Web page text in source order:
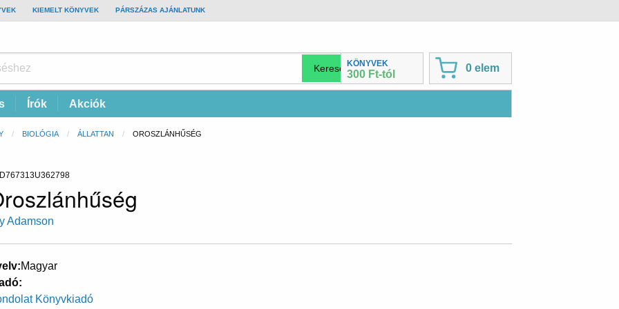
KIEMELT KÖNYVEK PÁRSZÁZAS AJÁNLATUNK
KÖNYVEK
300 Ft-tól
0 elem
Írók Akciók
BIOLÓGIA ÁLLATTAN CURRENT:
OROSZLÁNHŰSÉG
Adamson
Magyar
Könyvkiadó